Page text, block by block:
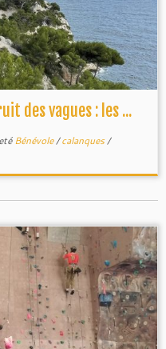
GUCEM,
des vagues : les ...
Bénévole/calanques/